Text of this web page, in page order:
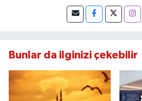
Bunlar da ilginizi çekebilir